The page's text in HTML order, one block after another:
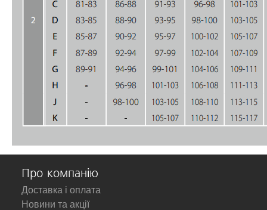
Про компанію
Доставка і оплата
Новини та акції